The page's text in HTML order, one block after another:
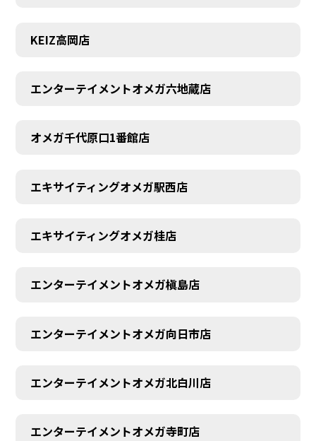
KEIZ高岡店
エンターテイメントオメガ六地蔵店
オメガ千代原口1番館店
エキサイティングオメガ駅西店
エキサイティングオメガ桂店
エンターテイメントオメガ槇島店
エンターテイメントオメガ向日市店
エンターテイメントオメガ北白川店
エンターテイメントオメガ寺町店